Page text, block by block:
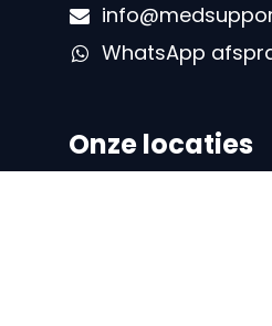
WhatsApp
Onze locaties